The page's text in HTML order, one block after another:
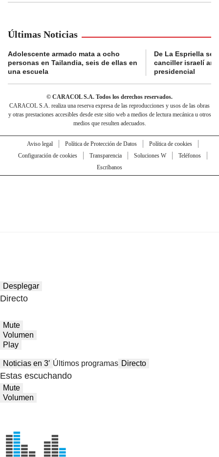
Últimas Noticias
Adolescente armado mata a ocho
personas en Tailandia, seis de ellas en
una escuela
De La Espriella se
canciller israelí
presidencial
© CARACOL S.A. Todos los derechos reservados.
CARACOL S.A. realiza una reserva expresa de las reproducciones y usos de las obras
y otras prestaciones accesibles desde este sitio web a medios de lectura mecánica u otros
medios que resulten adecuados.
Aviso legal Política de Protección de Datos
Política de cookies
Configuración de cookies
Transparencia Soluciones W
Teléfonos
Escríbanos
Desplegar
Directo
Mute
Volumen
Play
Noticias en 3′ Últimos programas Directo
Estas escuchando
Mute
Volumen